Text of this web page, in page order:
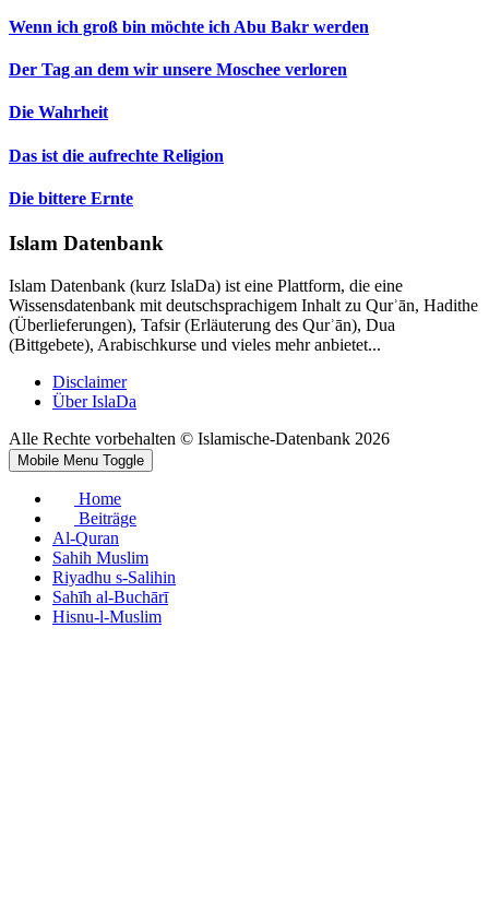
Wenn ich groß bin möchte ich Abu Bakr werden
Der Tag an dem wir unsere Moschee verloren
Die Wahrheit
Das ist die aufrechte Religion
Die bittere Ernte
Islam Datenbank
Islam Datenbank (kurz IslaDa) ist eine Plattform, die eine
Wissensdatenbank mit deutschsprachigem Inhalt zu Qurʾān, Hadithe
(Überlieferungen), Tafsir (Erläuterung des Qurʾān), Dua
(Bittgebete), Arabischkurse und vieles mehr anbietet...
Disclaimer
Über IslaDa
Alle Rechte vorbehalten © Islamische-Datenbank 2026
Mobile Menu Toggle
Home
Beiträge
Al-Quran
Sahih Muslim
Riyadhu s-Salihin
Sahīh al-Buchārī
Hisnu-l-Muslim